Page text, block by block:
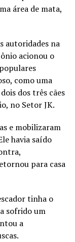
área de mata,
autoridades na
acionou o
como uma
dos três cães
no Setor JK.
e mobilizaram
havia saído
para casa
tinha o
sofrido um
a